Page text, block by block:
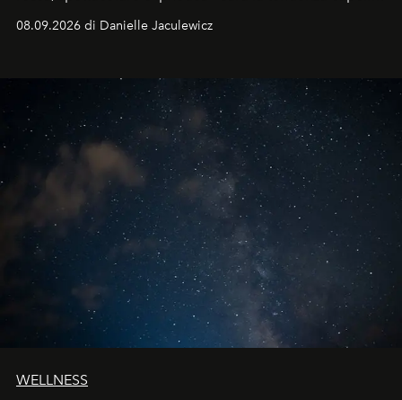
08.09.2026 di Danielle Jaculewicz
WELLNESS